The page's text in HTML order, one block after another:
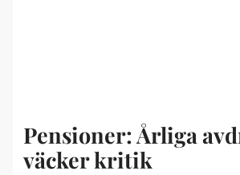
Pensioner: Årliga
väcker kritik